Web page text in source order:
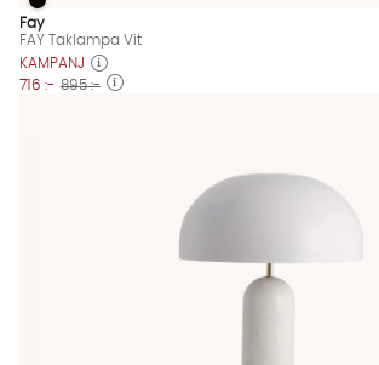
FAY Taklampa Vit Finns även i dessa färger:
FAY Taklampa Vit
Fay
FAY Taklampa Vit
KAMPANJ
716 :- 895 :-